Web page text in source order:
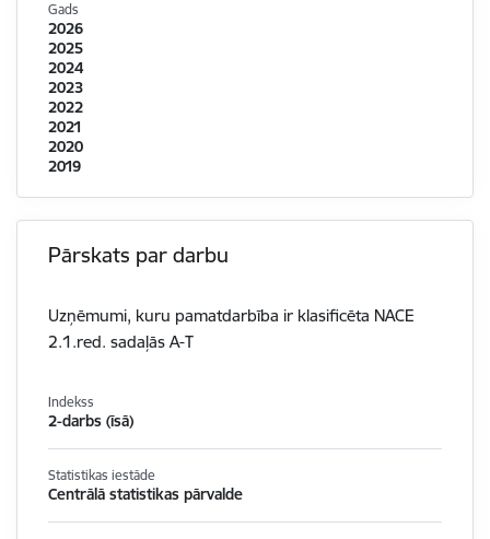
Gads
2026
2025
2024
2023
2022
2021
2020
2019
Pārskats par darbu
Uzņēmumi, kuru pamatdarbība ir klasificēta NACE
2.1.red. sadaļās A-T
Indekss
2-darbs (īsā)
Statistikas iestāde
Centrālā statistikas pārvalde